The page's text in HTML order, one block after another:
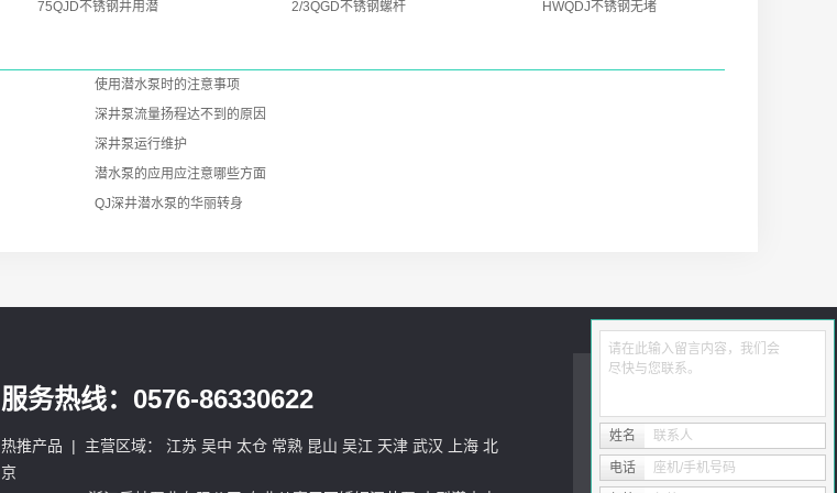
75QJD不锈钢井用潜 2/3QGD不锈钢螺杆 HWQDJ不锈钢无堵
使用潜水泵时的注意事项
深井泵流量扬程达不到的原因
深井泵运行维护
潜水泵的应用应注意哪些方面
QJ深井潜水泵的华丽转身
服务热线：0576-86330622
热推产品 | 主营区域： 江苏 吴中 太仓 常熟 昆山 吴江 天津 武汉 上海 北
京
请在此输入留言内容，我们会
尽快与您联系。
姓名 联系人
电话 座机/手机号码